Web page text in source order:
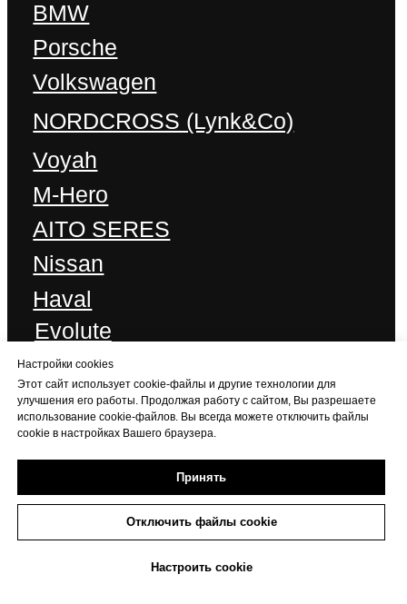
+7 (473) 233-06-06
Настройки cookies
Этот сайт использует cookie-файлы и другие технологии для
улучшения его работы. Продолжая работу с сайтом, Вы разрешаете
использование cookie-файлов. Вы всегда можете отключить файлы
cookie в настройках Вашего браузера.
Принять
Отключить файлы cookie
Настроить cookie